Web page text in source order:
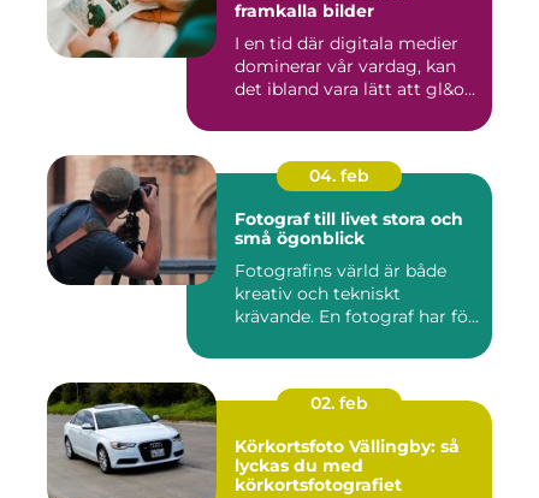
framkalla bilder
I en tid där digitala medier
dominerar vår vardag, kan
det ibland vara lätt att gl&o...
04. feb
Fotograf till livet stora och
små ögonblick
Fotografins värld är både
kreativ och tekniskt
krävande. En fotograf har fö...
02. feb
Körkortsfoto Vällingby: så
lyckas du med
körkortsfotografiet